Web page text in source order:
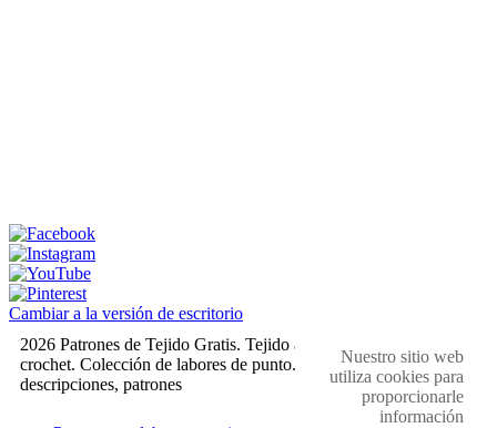
Cambiar a la versión de escritorio
2026 Patrones de Tejido Gratis. Tejido a dos agujas y
crochet. Colección de labores de punto. Muestras,
descripciones, patrones
Nuestro sitio web
utiliza cookies para
proporcionarle
información